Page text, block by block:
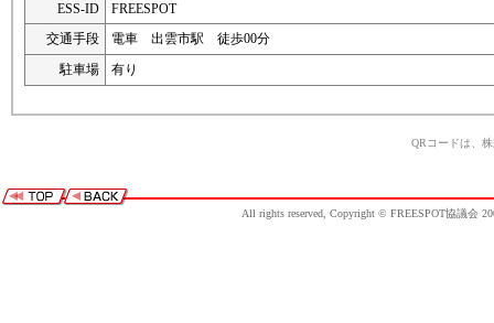
ESS-ID
FREESPOT
交通手段
電車 出雲市駅 徒歩00分
駐車場
有り
QRコードは、
All rights reserved, Copyright © FREESPOT協議会